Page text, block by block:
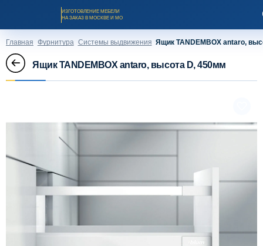
ИЗГОТОВЛЕНИЕ МЕБЕЛИ
НА ЗАКАЗ В МОСКВЕ И МО
Каталог мебели на заказ
О компании
Главная Фурнитура Системы выдвижения Ящик TANDEMBOX antaro,
Ящик TANDEMBOX antaro, высота D, 450мм